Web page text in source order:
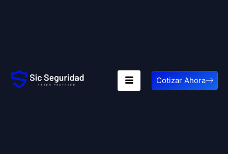
Cotizar Ahora